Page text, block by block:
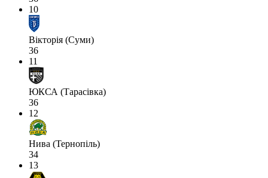
10
Вікторія (Суми)
36
11
ЮКСА (Тарасівка)
36
12
Нива (Тернопіль)
34
13